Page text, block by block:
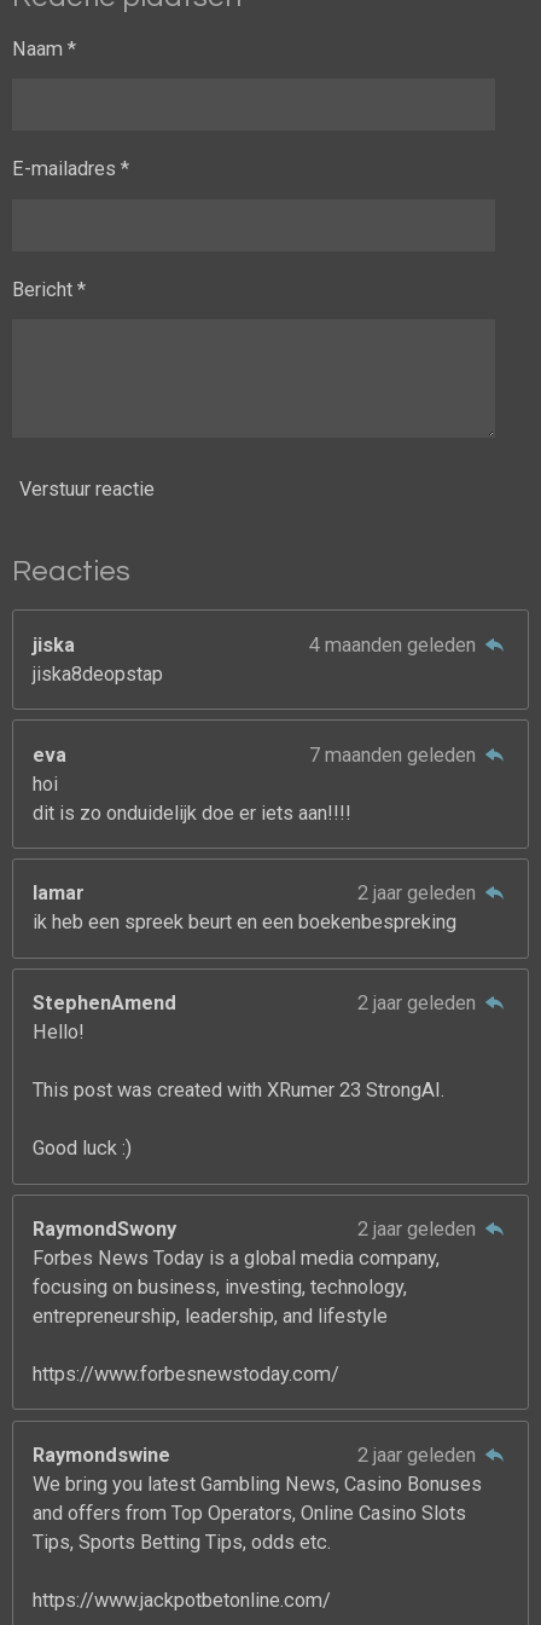
Naam *
E-mailadres *
Bericht *
Verstuur reactie
Reacties
jiska
4 maanden geleden
jiska8deopstap
eva
7 maanden geleden
hoi
dit is zo onduidelijk doe er iets aan!!!!
lamar
2 jaar geleden
ik heb een spreek beurt en een boekenbespreking
StephenAmend
2 jaar geleden
Hello!
This post was created with XRumer 23 StrongAI.
Good luck :)
RaymondSwony
2 jaar geleden
Forbes News Today is a global media company,
focusing on business, investing, technology,
entrepreneurship, leadership, and lifestyle
https://www.forbesnewstoday.com/
Raymondswine
2 jaar geleden
We bring you latest Gambling News, Casino Bonuses
and offers from Top Operators, Online Casino Slots
Tips, Sports Betting Tips, odds etc.
https://www.jackpotbetonline.com/